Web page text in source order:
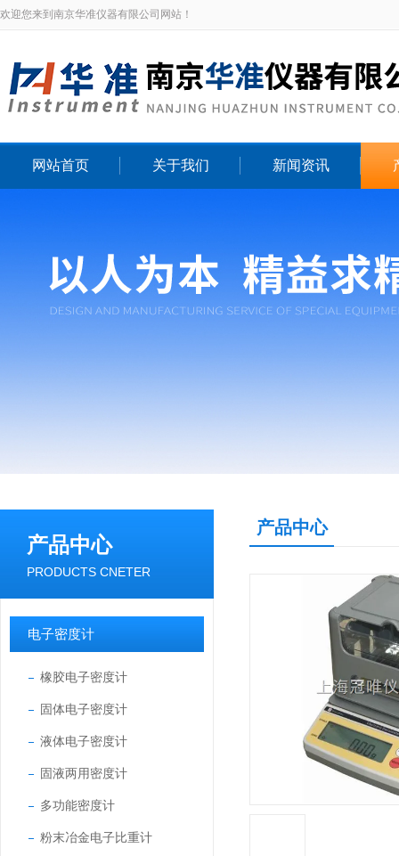
欢迎您来到南京华准仪器有限公司网站！
网站首页 关于我们 新闻资讯
产品中心
PRODUCTS CNETER
电子密度计
橡胶电子密度计
固体电子密度计
液体电子密度计
固液两用密度计
多功能密度计
粉末冶金电子比重计
产品中心